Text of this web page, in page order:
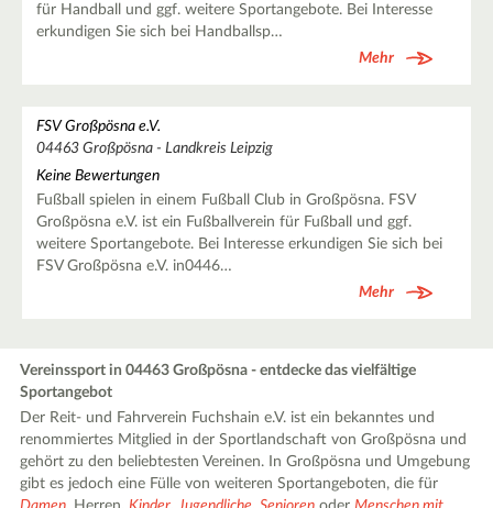
für Handball und ggf. weitere Sportangebote. Bei Interesse
erkundigen Sie sich bei Handballsp…
Mehr
FSV Großpösna e.V.
04463 Großpösna - Landkreis Leipzig
Keine Bewertungen
Fußball spielen in einem Fußball Club in Großpösna. FSV
Großpösna e.V. ist ein Fußballverein für Fußball und ggf.
weitere Sportangebote. Bei Interesse erkundigen Sie sich bei
FSV Großpösna e.V. in0446…
Mehr
Vereinssport in 04463 Großpösna - entdecke das vielfältige
Sportangebot
Der Reit- und Fahrverein Fuchshain e.V. ist ein bekanntes und
renommiertes Mitglied in der Sportlandschaft von Großpösna und
gehört zu den beliebtesten Vereinen. In Großpösna und Umgebung
gibt es jedoch eine Fülle von weiteren Sportangeboten, die für